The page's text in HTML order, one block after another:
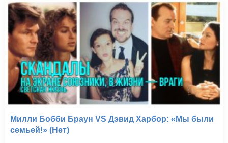
Милли Бобби Браун VS Дэвид Харбор: «Мы были
семьей!» (Нет)